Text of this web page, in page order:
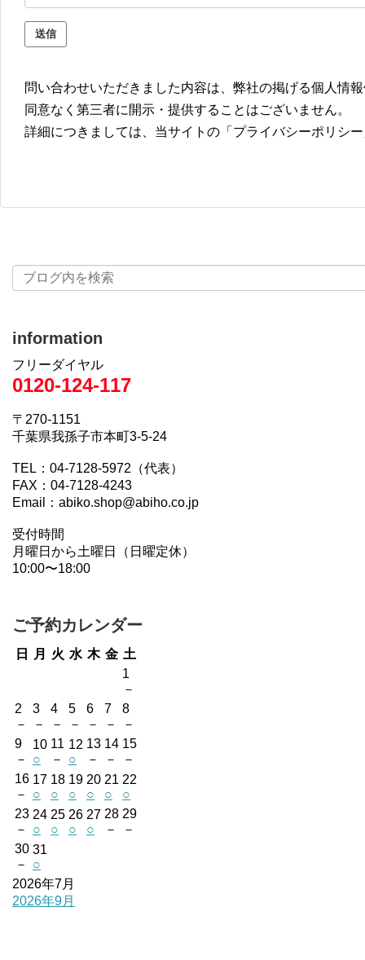
問い合わせいただきました内容は、弊社の掲げる個人情
同意なく第三者に開示・提供することはございません。
詳細につきましては、当サイトの「プライバシーポリシ
information
フリーダイヤル
0120-124-117
〒270-1151
千葉県我孫子市本町3-5-24
TEL：04-7128-5972（代表）
FAX：04-7128-4243
Email：abiko.shop@abiho.co.jp
受付時間
月曜日から土曜日（日曜定休）
10:00〜18:00
ご予約カレンダー
日 月 火 水 木 金 土
1
－
2
－
3
－
4
－
5
－
6
－
7
－
8
－
9
－
10
○
11
－
12
○
13
－
14
－
15
－
16
－
17
○
18
○
19
○
20
○
21
○
22
○
23
－
24
○
25
○
26
○
27
○
28
－
29
－
30
－
31
○
2026年7月
2026年9月